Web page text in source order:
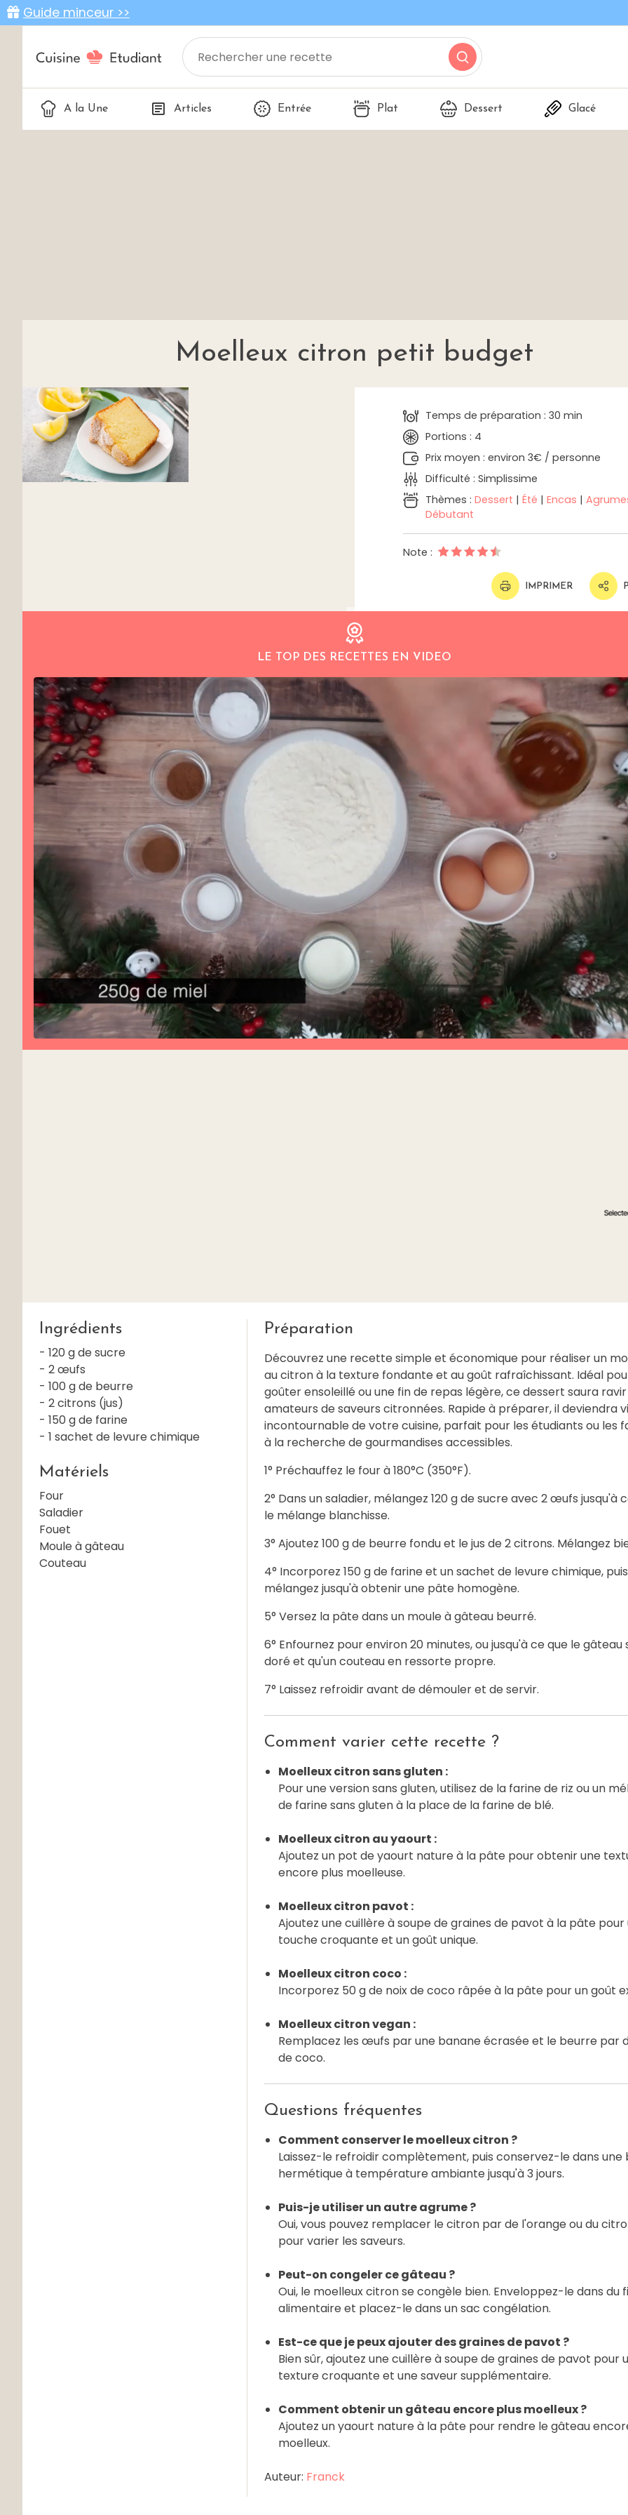
Guide minceur >>
A la Une Articles Entrée Plat Dessert Glacé
Moelleux citron petit budget
Temps de préparation : 30 min
Portions : 4
Prix moyen : environ 3€ / personne
Difficulté : Simplissime
Thèmes :Dessert |Été |Encas |
Débutant
Note :
IMPRIMER
LE TOP DES RECETTES EN VIDEO
Ingrédients
- 120 g de sucre
- 2 œufs
- 100 g de beurre
- 2 citrons (jus)
- 150 g de farine
- 1 sachet de levure chimique
Matériels
Four
Saladier
Fouet
Moule à gâteau
Couteau
Préparation
Découvrez une recette simple et économique pour réaliser un
au citron à la texture fondante et au goût rafraîchissant. Idéal
goûter ensoleillé ou une fin de repas légère, ce dessert saura ravir
amateurs de saveurs citronnées. Rapide à préparer, il deviendra
incontournable de votre cuisine, parfait pour les étudiants ou les
à la recherche de gourmandises accessibles.
1° Préchauffez le four à 180°C (350°F).
2° Dans un saladier, mélangez 120 g de sucre avec 2 œufs jusqu'à
le mélange blanchisse.
3° Ajoutez 100 g de beurre fondu et le jus de 2 citrons. Mélangez
4° Incorporez 150 g de farine et un sachet de levure chimique, puis
mélangez jusqu'à obtenir une pâte homogène.
5° Versez la pâte dans un moule à gâteau beurré.
6° Enfournez pour environ 20 minutes, ou jusqu'à ce que le gâteau
doré et qu'un couteau en ressorte propre.
7° Laissez refroidir avant de démouler et de servir.
Comment varier cette recette ?
Moelleux citron sans gluten :
Pour une version sans gluten, utilisez de la farine de riz ou un
de farine sans gluten à la place de la farine de blé.
Moelleux citron au yaourt :
Ajoutez un pot de yaourt nature à la pâte pour obtenir une
encore plus moelleuse.
Moelleux citron pavot :
Ajoutez une cuillère à soupe de graines de pavot à la pâte pour
touche croquante et un goût unique.
Moelleux citron coco :
Incorporez 50 g de noix de coco râpée à la pâte pour un goût
Moelleux citron vegan :
Remplacez les œufs par une banane écrasée et le beurre par
de coco.
Questions fréquentes
Comment conserver le moelleux citron ?
Laissez-le refroidir complètement, puis conservez-le dans une
hermétique à température ambiante jusqu'à 3 jours.
Puis-je utiliser un autre agrume ?
Oui, vous pouvez remplacer le citron par de l'orange ou du
pour varier les saveurs.
Peut-on congeler ce gâteau ?
Oui, le moelleux citron se congèle bien. Enveloppez-le dans du
alimentaire et placez-le dans un sac congélation.
Est-ce que je peux ajouter des graines de pavot ?
Bien sûr, ajoutez une cuillère à soupe de graines de pavot pour
texture croquante et une saveur supplémentaire.
Comment obtenir un gâteau encore plus moelleux ?
Ajoutez un yaourt nature à la pâte pour rendre le gâteau
moelleux.
Auteur: Franck